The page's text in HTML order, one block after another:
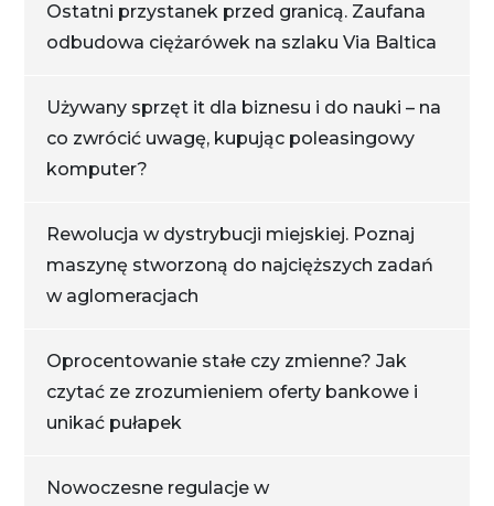
Ostatni przystanek przed granicą. Zaufana
odbudowa ciężarówek na szlaku Via Baltica
Używany sprzęt it dla biznesu i do nauki – na
co zwrócić uwagę, kupując poleasingowy
komputer?
Rewolucja w dystrybucji miejskiej. Poznaj
maszynę stworzoną do najcięższych zadań
w aglomeracjach
Oprocentowanie stałe czy zmienne? Jak
czytać ze zrozumieniem oferty bankowe i
unikać pułapek
Nowoczesne regulacje w